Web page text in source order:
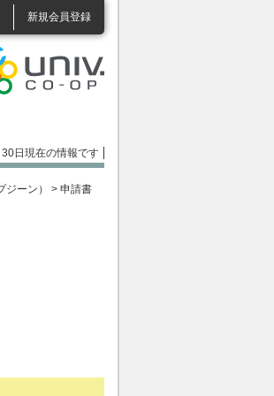
新規会員登録
日現在の情報です
ーン） > 申請書